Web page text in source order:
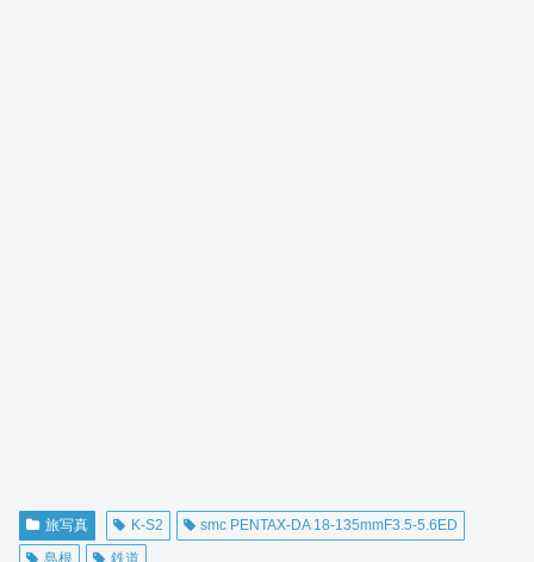
旅写真 K-S2
smc PENTAX-DA 18-135mmF3.5-5.6ED
島根
鉄道